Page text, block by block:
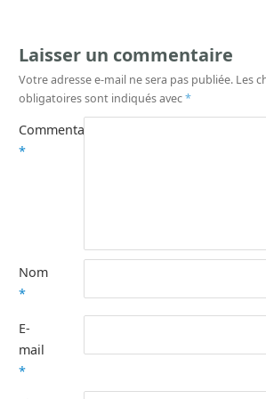
Laisser un commentaire
Votre adresse e-mail ne sera pas publiée. Les
obligatoires sont indiqués avec*
Commentaire
*
Nom
*
E-
mail
*